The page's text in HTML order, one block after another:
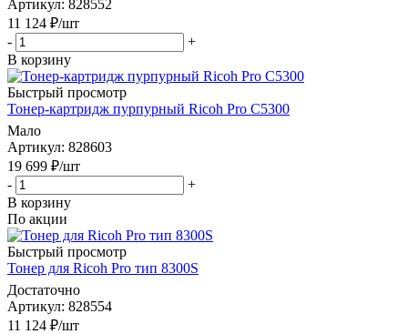
Артикул: 828552
11 124 ₽/шт
-
+
В корзину
Быстрый просмотр
Тонер-картридж пурпурный Ricoh Pro C5300
Мало
Артикул: 828603
19 699 ₽/шт
-
+
В корзину
По акции
Быстрый просмотр
Тонер для Ricoh Pro тип 8300S
Достаточно
Артикул: 828554
11 124 ₽/шт